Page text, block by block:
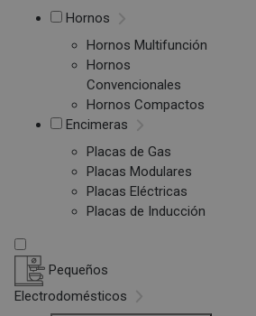
Hornos
Hornos Multifunción
Hornos
Convencionales
Hornos Compactos
Encimeras
Placas de Gas
Placas Modulares
Placas Eléctricas
Placas de Inducción
Pequeños
Electrodomésticos